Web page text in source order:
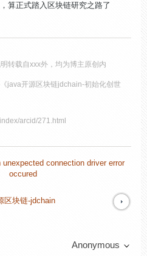
算正式踏入区块链研究之路了
转载自xxx外，均为博主原创内
《java开源区块链jdchain-初始化创世
arcid/271.html
connection driver error
occured
区块链-jdchain
Anonymous